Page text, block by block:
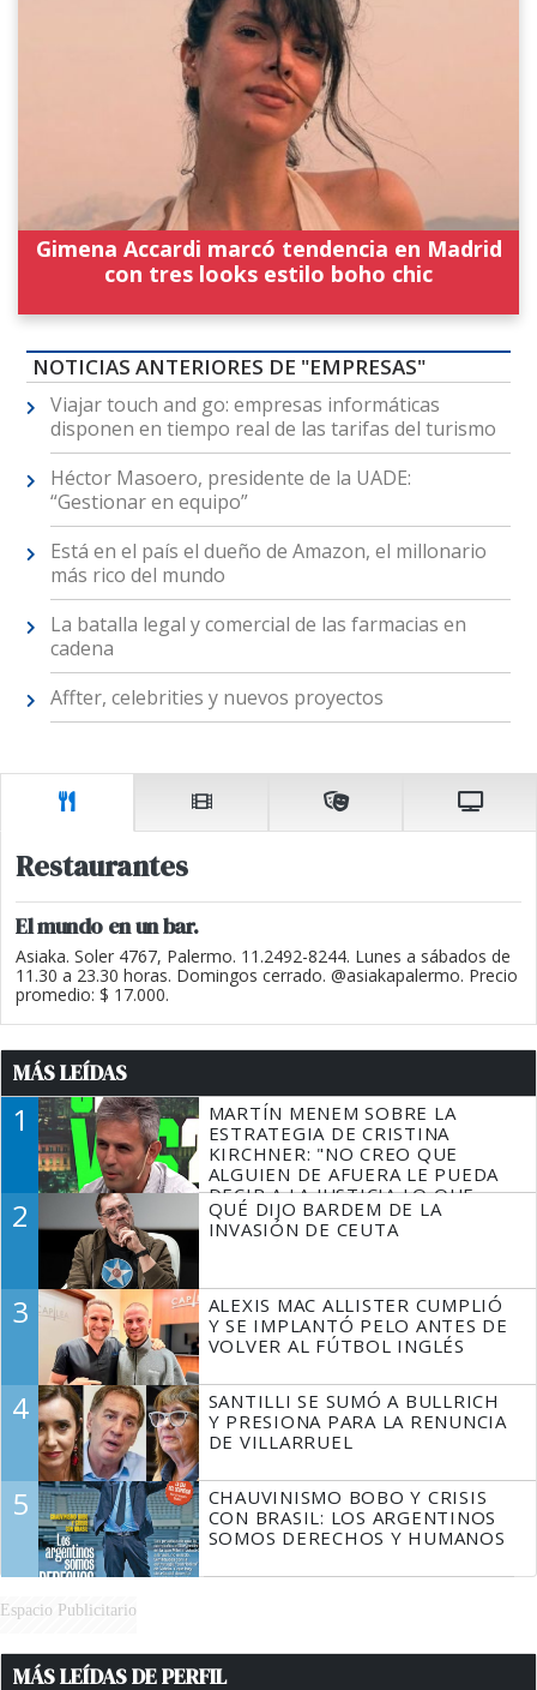
Gimena Accardi marcó tendencia en Madrid
con tres looks estilo boho chic
NOTICIAS ANTERIORES DE "EMPRESAS"
Viajar touch and go: empresas informáticas
disponen en tiempo real de las tarifas del turismo
Héctor Masoero, presidente de la UADE:
“Gestionar en equipo”
Está en el país el dueño de Amazon, el millonario
más rico del mundo
La batalla legal y comercial de las farmacias en
cadena
Affter, celebrities y nuevos proyectos
Restaurantes
El mundo en un bar.
Asiaka. Soler 4767, Palermo. 11.2492-8244. Lunes a sábados de
11.30 a 23.30 horas. Domingos cerrado. @asiakapalermo. Precio
promedio: $ 17.000.
MÁS LEÍDAS
1
MARTÍN MENEM SOBRE LA
ESTRATEGIA DE CRISTINA
KIRCHNER: "NO CREO QUE
ALGUIEN DE AFUERA LE PUEDA
DECIR A LA JUSTICIA LO QUE
TIENE QUE HACER"
2
QUÉ DIJO BARDEM DE LA
INVASIÓN DE CEUTA
3
ALEXIS MAC ALLISTER CUMPLIÓ
Y SE IMPLANTÓ PELO ANTES DE
VOLVER AL FÚTBOL INGLÉS
4
SANTILLI SE SUMÓ A BULLRICH
Y PRESIONA PARA LA RENUNCIA
DE VILLARRUEL
5
CHAUVINISMO BOBO Y CRISIS
CON BRASIL: LOS ARGENTINOS
SOMOS DERECHOS Y HUMANOS
Espacio Publicitario
MÁS LEÍDAS DE PERFIL